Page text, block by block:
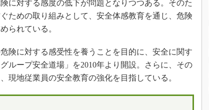
に対する感度の低下が問題となりつつある。そのた
ための取り組みとして、安全体感教育を通じ、危険
られている。
に対する感受性を養うことを目的に、安全に関す
ループ安全道場」を2010年より開設。さらに、その
現地従業員の安全教育の強化を目指している。